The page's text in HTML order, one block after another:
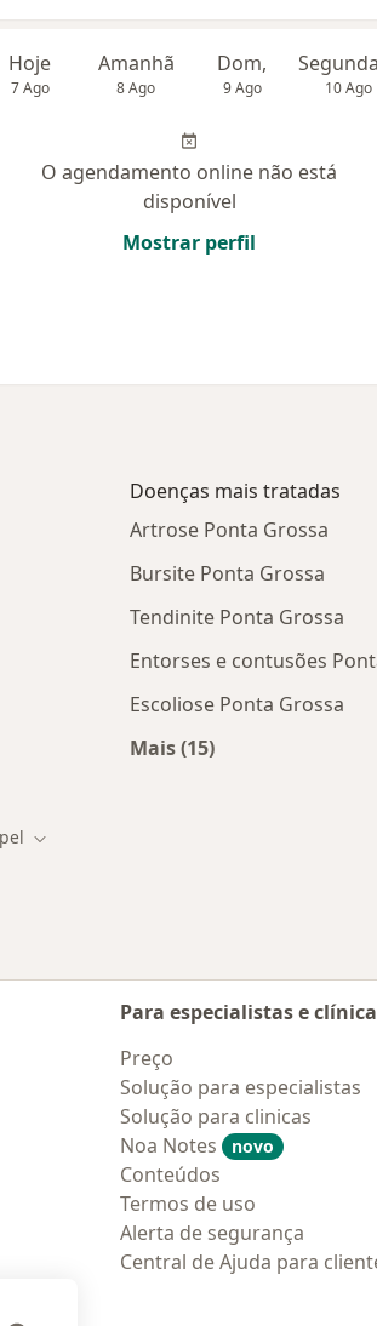
Hoje
7 Ago
Amanhã
8 Ago
Dom,
9 Ago 10 Ago
O agendamento online não está
disponível
Mostrar perfil
Doenças mais tratadas
Artrose Ponta Grossa
Bursite Ponta Grossa
Tendinite Ponta Grossa
Entorses e contusões
Escoliose Ponta Grossa
Mais (15)
cidade
Mudar de cidade
Para especialistas e
Preço
Solução para especialistas
Solução para clinicas
Noa Notes
novo
Conteúdos
Termos de uso
Alerta de segurança
Central de Ajuda para